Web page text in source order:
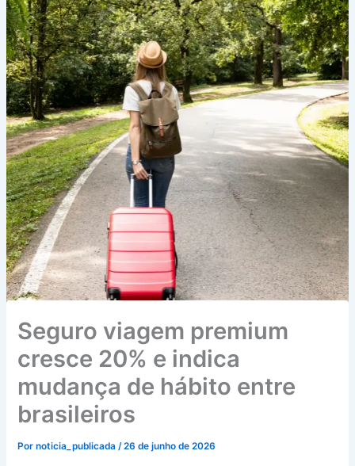
Seguro viagem premium
cresce 20% e indica
mudança de hábito entre
brasileiros
Pornoticia_publicada/26 de junho de 2026